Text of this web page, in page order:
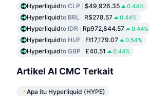
Hyperliquidto CLP $49,926.35 0.44%
Hyperliquidto BRL R$278.57 0.44%
Hyperliquidto IDR Rp972,844.57 0.44%
Hyperliquidto HUF Ft17,179.07 0.54%
Hyperliquidto GBP £40.51 0.44%
Artikel AI CMC Terkait
Apa itu Hyperliquid (HYPE)